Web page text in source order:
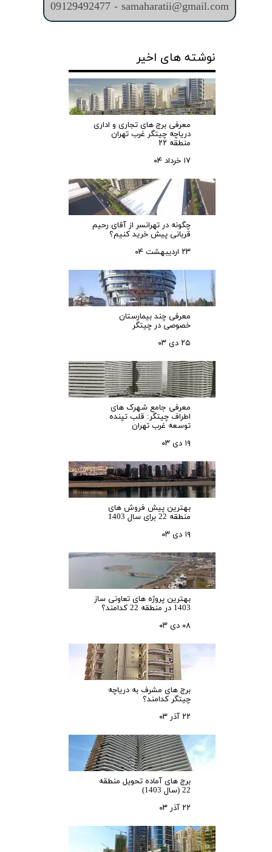
09129492477 - samaharatii@gmail.com
نوشته های اخیر
معرفی برج های تجاری و اداری
دریاچه چیتگر غرب تهران
منطقه ۲۲
۱۷ خرداد ۰۴
چگونه در تهرانسر از آقای رحیم
قربانی پیش خرید کنیم؟
۲۳ اردیبهشت ۰۴
معرفی چند بیمارستان
خصوصی در چیتگر
۲۵ دی ۰۳
معرفی جامع شهرک‌ های
اطراف چیتگر: قلب تپنده
توسعه غرب تهران
۱۹ دی ۰۳
بهترین پیش فروش های
منطقه 22 برای سال 1403
۱۹ دی ۰۳
بهترین پروژه های تعاونی ساز
1403 در منطقه 22 کدامند؟
۰۸ دی ۰۳
برج های مشرف به دریاچه
چیتگر کدامند؟
۲۲ آذر ۰۳
برج های آماده تحویل منطقه
22 (سال 1403)
۲۲ آذر ۰۳